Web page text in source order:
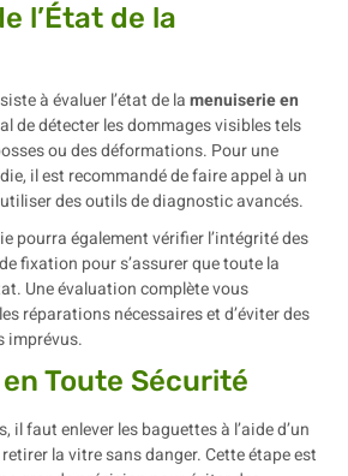
l’État de la
à évaluer l’état de lamenuiserie en
de détecter les dommages visibles tels
ou des déformations. Pour une
il est recommandé de faire appel à un
des outils de diagnostic avancés.
pourra également vérifier l’intégrité des
fixation pour s’assurer que toute la
Une évaluation complète vous
réparations nécessaires et d’éviter des
imprévus.
Toute Sécurité
il faut enlever les baguettes à l’aide d’un
la vitre sans danger. Cette étape est